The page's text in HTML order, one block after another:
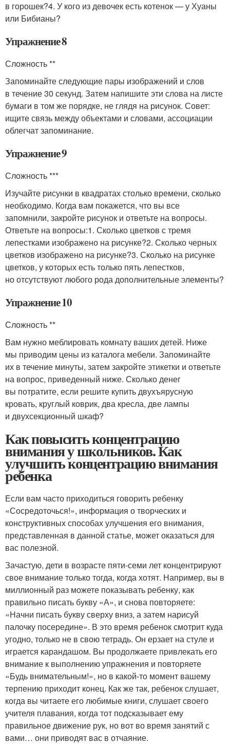
в горошек?4. У кого из девочек есть котенок — у Хуаны
или Бибианы?
Упражнение 8
Сложность **
Запоминайте следующие пары изображений и слов
в течение 30 секунд. Затем напишите эти слова на листе
бумаги в том же порядке, не глядя на рисунок. Совет:
ищите связь между объектами и словами, ассоциации
облегчат запоминание.
Упражнение 9
Сложность ***
Изучайте рисунки в квадратах столько времени, сколько
необходимо. Когда вам покажется, что вы все
запомнили, закройте рисунок и ответьте на вопросы.
Ответьте на вопросы:1. Сколько цветков с тремя
лепестками изображено на рисунке?2. Сколько черных
цветков изображено на рисунке?3. Сколько на рисунке
цветков, у которых есть только пять лепестков,
но отсутствуют любого рода дополнительные элементы?
Упражнение 10
Сложность **
Вам нужно меблировать комнату ваших детей. Ниже
мы приводим цены из каталога мебели. Запоминайте
их в течение минуты, затем закройте этикетки и ответьте
на вопрос, приведенный ниже. Сколько денег
вы потратите, если решите купить двухъярусную
кровать, круглый коврик, два кресла, две лампы
и двухсекционный шкаф?
Как повысить концентрацию
внимания у школьников. Как
улучшить концентрацию внимания
ребенка
Если вам часто приходиться говорить ребенку
«Сосредоточься!», информация о творческих и
конструктивных способах улучшения его внимания,
представленная в данной статье, может оказаться для
вас полезной.
Зачастую, дети в возрасте пяти-семи лет концентрируют
свое внимание только тогда, когда хотят. Например, вы в
миллионный раз можете показывать ребенку, как
правильно писать букву «А», и снова повторяете:
«Начни писать букву сверху вниз, а затем нарисуй
палочку посередине». В это время ребенок смотрит куда
угодно, только не в свою тетрадь. Он ерзает на стуле и
играется карандашом. Вы продолжаете привлекать его
внимание к выполнению упражнения и повторяете
«Будь внимательным!», но в какой-то момент вашему
терпению приходит конец. Как же так, ребенок слушает,
когда вы читаете его любимые книги, слушает своего
учителя плавания, когда тот подсказывает ему
правильное движение рук, но вот во время занятий с
вами… они приводят вас в отчаяние.